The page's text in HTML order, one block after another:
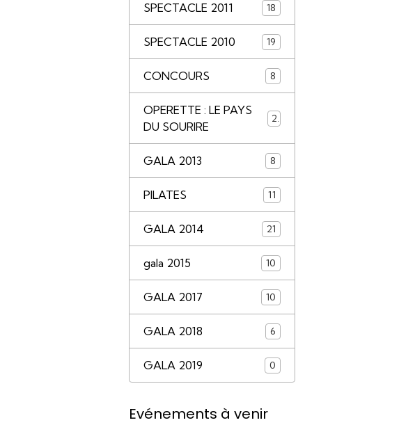
SPECTACLE 2011 18
SPECTACLE 2010 19
CONCOURS 8
OPERETTE : LE PAYS
DU SOURIRE
2
GALA 2013 8
PILATES 11
GALA 2014 21
gala 2015 10
GALA 2017 10
GALA 2018 6
GALA 2019 0
Evénements à venir